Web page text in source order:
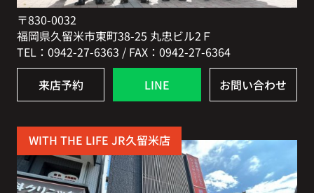
〒830-0032
福岡県久留米市東町38-25 丸忠ビル2Ｆ
TEL：0942-27-6363 / FAX：0942-27-6364
来店予約 LINE お問い合わせ
WITH THE LIFE JR久留米店